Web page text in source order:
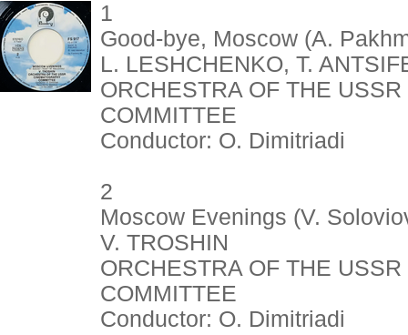
1
Good-bye, Moscow (A.
L. LESHCHENKO, T.
ORCHESTRA OF THE
COMMITTEE
Conductor: O. Dimitriadi
2
Moscow Evenings (V.
V. TROSHIN
ORCHESTRA OF THE
COMMITTEE
Conductor: O. Dimitriadi